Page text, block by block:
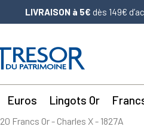
LIVRAISON à 5€ dès 149€
Euros Lingots Or
20 Francs Or - Charles X - 1827A